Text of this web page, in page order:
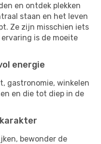
en ontdek plekken
staan en het leven
Ze zijn misschien iets
is de moeite
energie
gastronomie, winkelen
en die tot diep in de
bewonder de